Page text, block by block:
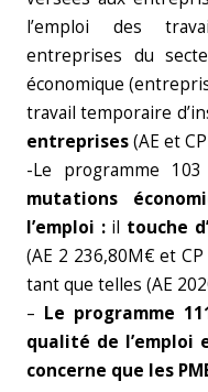
l’emploi des
entreprises du
économique
travail temporaire
entreprises(AE et
-Le programme 103
mutations
l’emploi :il touche
(AE 2 236,80M€ et
tant que telles (AE
– Le programme
qualité de
concerne que les